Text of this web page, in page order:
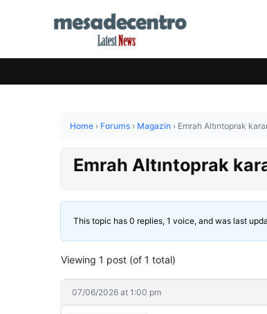
Home › Forums › Magazin › Emrah Altıntoprak
Emrah Altıntoprak
This topic has 0 replies, 1 voice, and was last
Viewing 1 post (of 1 total)
07/06/2026 at 1:00 pm